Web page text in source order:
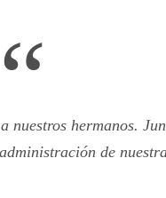
“
nuestros hermanos.
de